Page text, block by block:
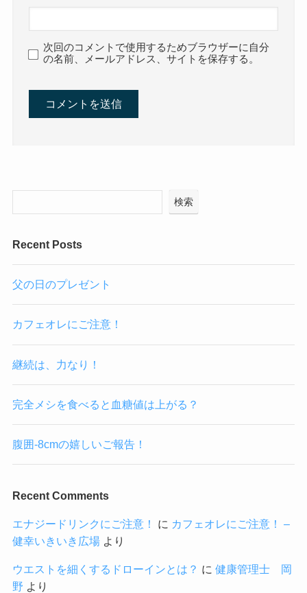
次回のコメントで使用するためブラウザーに自分
の名前、メールアドレス、サイトを保存する。
検索
Recent Posts
父の日のプレゼント
カフェオレにご注意！
継続は、力なり！
完全メシを食べると血糖値は上がる？
腹囲-8cmの嬉しいご報告！
Recent Comments
エナジードリンクにご注意！ に カフェオレにご注意！ –
健幸いきいき広場より
ウエストを細くするドローインとは？ に 健康管理士 岡
野 より